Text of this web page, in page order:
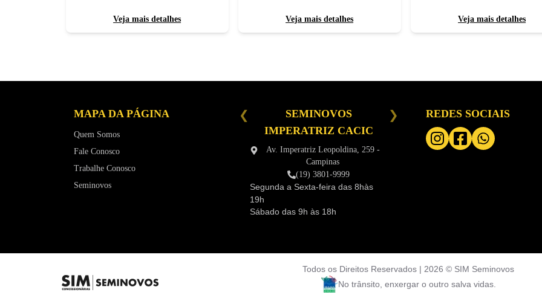
Veja mais detalhes Veja mais detalhes Veja mais detalhes
MAPA DA PÁGINA
Quem Somos
Fale Conosco
Trabalhe Conosco
Seminovos
SEMINOVOS SUMARÉ
Segunda a Sexta-feira das 9h às
SEMINOVOS
IMPERATRIZ CACIC
Av. Imperatriz Leopoldina, 259 -
Campinas
(19) 3801-9999
Segunda a Sexta-feira das 8hàs
19h
Sábado das 9h às 18h
SEMINOVOS CAMPINAS
Av Papa Paulo VI, 1020 - Jd do
Trevo - Campinas
REDES SOCIAIS
Todos os Direitos Reservados | 2026 © SIM Seminovos
No trânsito, enxergar o outro salva vidas.